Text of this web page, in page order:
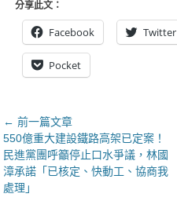
分享此文：
Facebook Twitter
Pocket
文
章
導
覽
← 前一篇文章
上
一
篇
文
550億重大建設鐵路高架已定案！
民進黨團呼籲停止口水爭議，林國
漳承諾「已核定、快動工、協商我
處理」